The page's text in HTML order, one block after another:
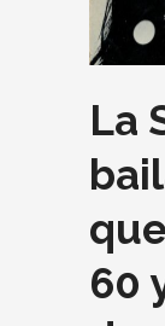
La
60